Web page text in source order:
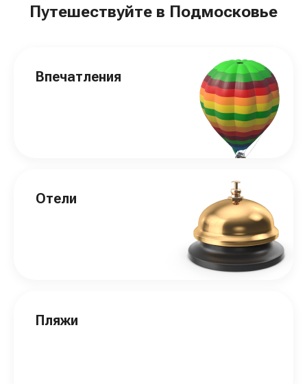
Путешествуйте в Подмосковье
Впечатления
Отели
Пляжи